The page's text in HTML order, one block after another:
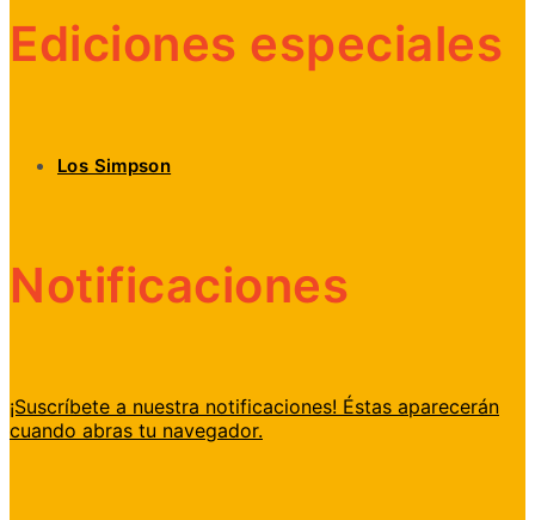
Ediciones especiales
Los Simpson
Notificaciones
¡Suscríbete a nuestra notificaciones! Éstas aparecerán
cuando abras tu navegador.